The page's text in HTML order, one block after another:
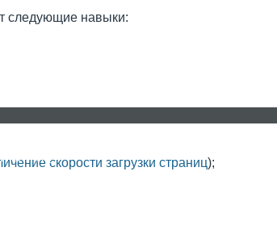
FAQ
следующие навыки:
скорости загрузки страниц);